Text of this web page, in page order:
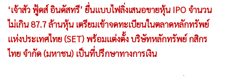
• เศรษฐกิจ-ธุรกิจ
• จีน
• ชุมชน-คุณภาพชีวิต
• อาชญากรรม
‘เจ้าสัว ฟู้ดส์ อินดัสทรี’ ยื่นแบบไฟลิ่งเสนอขายหุ้น IPO จำนวน
ไม่เกิน 87.7 ล้านหุ้น เตรียมเข้าจดทะเบียนในตลาดหลักทรัพย์
แห่งประเทศไทย (SET) พร้อมแต่งตั้ง บริษัทหลักทรัพย์ กสิกร
ไทย จำกัด (มหาชน) เป็นที่ปรึกษาทางการเงิน